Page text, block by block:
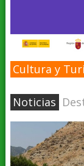
Cultura y
Noticias